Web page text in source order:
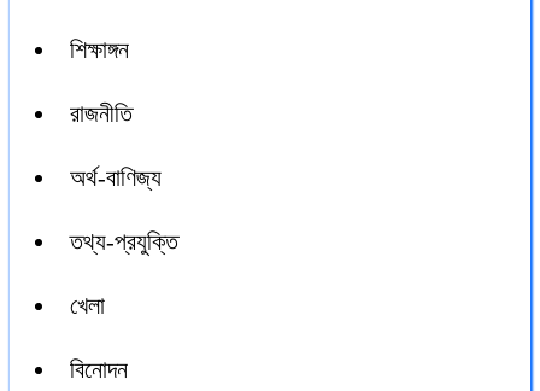
শিক্ষাঙ্গন
রাজনীতি
অর্থ-বাণিজ্য
তথ্য-প্রযুক্তি
খেলা
বিনোদন